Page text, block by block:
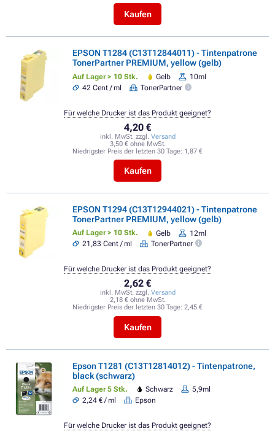
Kaufen
EPSON T1284 (C13T12844011) - Tintenpatrone
TonerPartner PREMIUM, yellow (gelb)
Auf Lager > 10 Stk. Gelb
10ml
42 Cent / ml
TonerPartner
4,20 €
inkl. MwSt. zzgl. Versand
3,50 € ohne MwSt.
Niedrigster Preis der letzten 30 Tage: 1,87 €
Kaufen
Für welche Drucker ist das Produkt geeignet?
EPSON T1294 (C13T12944021) - Tintenpatrone
TonerPartner PREMIUM, yellow (gelb)
Auf Lager > 10 Stk. Gelb
12ml
21,83 Cent / ml
TonerPartner
2,62 €
inkl. MwSt. zzgl. Versand
2,18 € ohne MwSt.
Niedrigster Preis der letzten 30 Tage: 2,45 €
Kaufen
Für welche Drucker ist das Produkt geeignet?
Epson T1281 (C13T12814012) - Tintenpatrone,
black (schwarz)
Auf Lager 5 Stk. Schwarz
5,9ml
2,24 € / ml
Epson
Für welche Drucker ist das Produkt geeignet?